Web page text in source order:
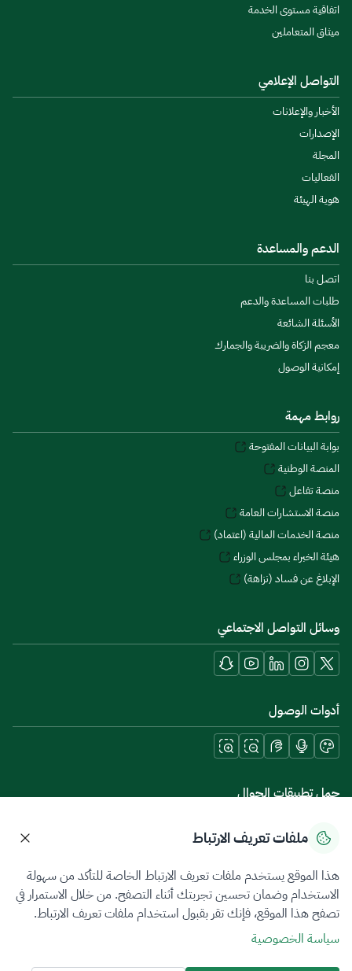
اتفاقية مستوى الخدمة
ميثاق المتعاملين
التواصل الإعلامي
الأخبار والإعلانات
الإصدارات
المجلة
الفعاليات
هوية الهيئة
الدعم والمساعدة
اتصل بنا
طلبات المساعدة والدعم
الأسئلة الشائعة
معجم الزكاة والضريبة والجمارك
إمكانية الوصول
روابط مهمة
بوابة البيانات المفتوحة
المنصة الوطنية
منصة تفاعل
منصة الاستشارات العامة
منصة الخدمات المالية (اعتماد)
هيئة الخبراء بمجلس الوزراء
الإبلاغ عن فساد (نزاهة)
وسائل التواصل الاجتماعي
أدوات الوصول
حمل تطبيقات الجوال
سياسة الخصوصيةشروط الاستخدامخريطة الموقع
جميع الحقوق محفوظة 2026 © ZATCA.GOV.SA
تم تطويره وصيانته بواسطة هيئة الزكاة والضريبة والجمارك
ملفات تعريف الارتباط
هذا الموقع يستخدم ملفات تعريف الارتباط الخاصة للتأكد من سهولة
الاستخدام وضمان تحسين تجربتك أثناء التصفح. من خلال الاستمرار في
تصفح هذا الموقع، فإنك تقر بقبول استخدام ملفات تعريف الارتباط.
سياسة الخصوصية